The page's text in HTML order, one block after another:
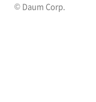
© Daum Corp.